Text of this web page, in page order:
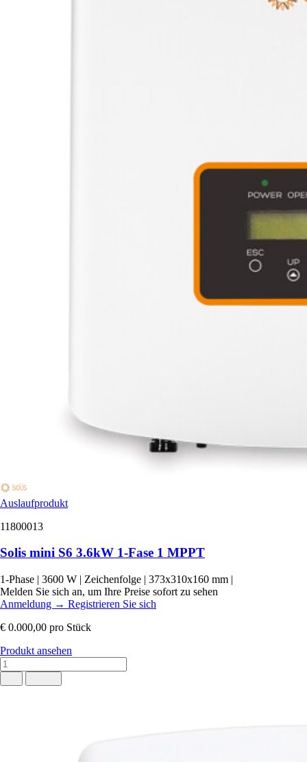
Auslaufprodukt
11800013
Solis mini S6 3.6kW 1-Fase 1 MPPT
1-Phase | 3600 W | Zeichenfolge | 373x310x160 mm |
Melden Sie sich an, um Ihre Preise sofort zu sehen
Anmeldung → Registrieren Sie sich
€ 0.000,00 pro Stück
Produkt ansehen